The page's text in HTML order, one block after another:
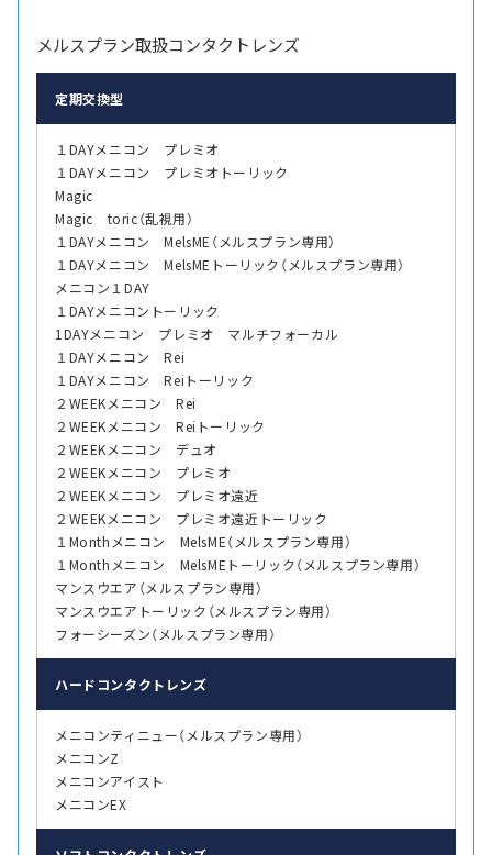
メルスプラン取扱コンタクトレンズ
定期交換型
１DAYメニコン プレミオ
１DAYメニコン プレミオトーリック
Magic
Magic toric（乱視用）
１DAYメニコン MelsME（メルスプラン専用）
１DAYメニコン MelsMEトーリック（メルスプラン専用）
メニコン１DAY
１DAYメニコントーリック
1DAYメニコン プレミオ マルチフォーカル
１DAYメニコン Rei
１DAYメニコン Reiトーリック
２WEEKメニコン Rei
２WEEKメニコン Reiトーリック
２WEEKメニコン デュオ
２WEEKメニコン プレミオ
２WEEKメニコン プレミオ遠近
２WEEKメニコン プレミオ遠近トーリック
１Monthメニコン MelsME（メルスプラン専用）
１Monthメニコン MelsMEトーリック（メルスプラン専用）
マンスウエア（メルスプラン専用）
マンスウエアトーリック（メルスプラン専用）
フォーシーズン（メルスプラン専用）
ハード コンタクトレンズ
メニコンティニュー（メルスプラン専用）
メニコンZ
メニコンアイスト
メニコンEX